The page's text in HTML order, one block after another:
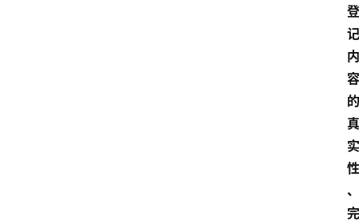
登
记
内
容
的
真
实
性
、
完